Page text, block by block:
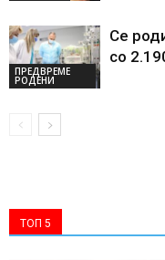
ПРЕДВРЕМЕ
РОДЕНИ
Се
со
ТОП 5